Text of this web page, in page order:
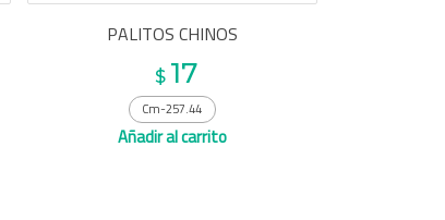
PALITOS CHINOS
$ 17
Cm-257.44
Añadir al carrito